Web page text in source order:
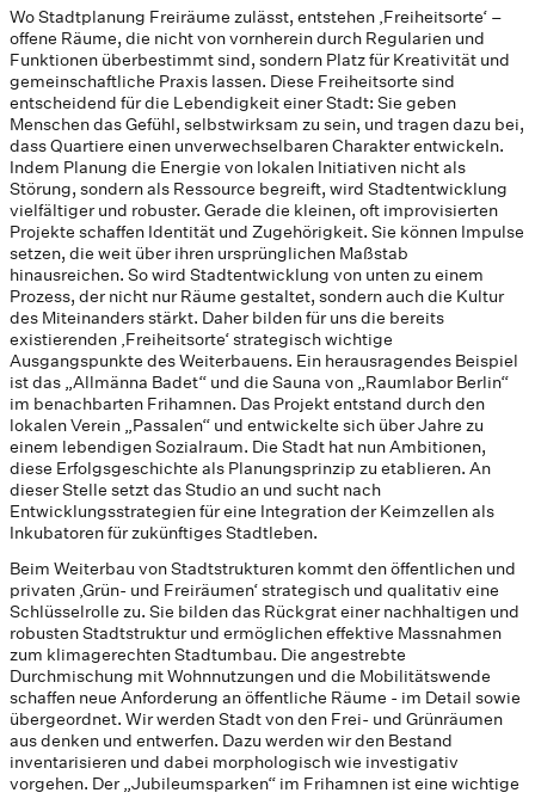
Wo Stadtplanung Freiräume zulässt, entstehen ‚Freiheitsorte‘ –
offene Räume, die nicht von vornherein durch Regularien und
Funktionen überbestimmt sind, sondern Platz für Kreativität und
gemeinschaftliche Praxis lassen. Diese Freiheitsorte sind
entscheidend für die Lebendigkeit einer Stadt: Sie geben
Menschen das Gefühl, selbstwirksam zu sein, und tragen dazu bei,
dass Quartiere einen unverwechselbaren Charakter entwickeln.
Indem Planung die Energie von lokalen Initiativen nicht als
Störung, sondern als Ressource begreift, wird Stadtentwicklung
vielfältiger und robuster. Gerade die kleinen, oft improvisierten
Projekte schaffen Identität und Zugehörigkeit. Sie können Impulse
setzen, die weit über ihren ursprünglichen Maßstab
hinausreichen. So wird Stadtentwicklung von unten zu einem
Prozess, der nicht nur Räume gestaltet, sondern auch die Kultur
des Miteinanders stärkt. Daher bilden für uns die bereits
existierenden ‚Freiheitsorte‘ strategisch wichtige
Ausgangspunkte des Weiterbauens. Ein herausragendes Beispiel
ist das „Allmänna Badet“ und die Sauna von „Raumlabor Berlin“
im benachbarten Frihamnen. Das Projekt entstand durch den
lokalen Verein „Passalen“ und entwickelte sich über Jahre zu
einem lebendigen Sozialraum. Die Stadt hat nun Ambitionen,
diese Erfolgsgeschichte als Planungsprinzip zu etablieren. An
dieser Stelle setzt das Studio an und sucht nach
Entwicklungsstrategien für eine Integration der Keimzellen als
Inkubatoren für zukünftiges Stadtleben.
Beim Weiterbau von Stadtstrukturen kommt den öffentlichen und
privaten ‚Grün- und Freiräumen‘ strategisch und qualitativ eine
Schlüsselrolle zu. Sie bilden das Rückgrat einer nachhaltigen und
robusten Stadtstruktur und ermöglichen effektive Massnahmen
zum klimagerechten Stadtumbau. Die angestrebte
Durchmischung mit Wohnnutzungen und die Mobilitätswende
schaffen neue Anforderung an öffentliche Räume - im Detail sowie
übergeordnet. Wir werden Stadt von den Frei- und Grünräumen
aus denken und entwerfen. Dazu werden wir den Bestand
inventarisieren und dabei morphologisch wie investigativ
vorgehen. Der „Jubileumsparken“ im Frihamnen ist eine wichtige